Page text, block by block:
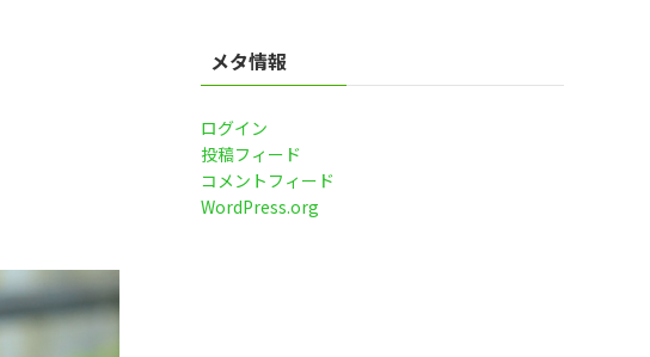
メタ情報
ログイン
投稿フィード
コメントフィード
WordPress.org